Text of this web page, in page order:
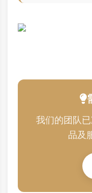
我们的团队
品及